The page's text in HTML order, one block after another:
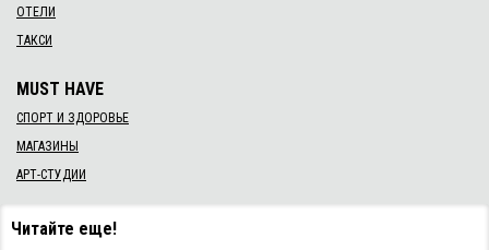
ОТЕЛИ
ТАКСИ
MUST HAVE
СПОРТ И ЗДОРОВЬЕ
МАГАЗИНЫ
АРТ-СТУДИИ
Читайте еще!